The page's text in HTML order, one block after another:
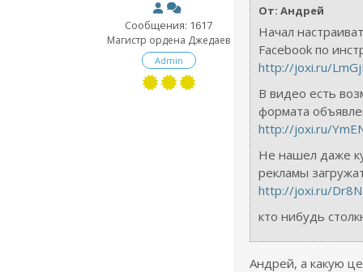
Сообщения: 1617
Магистр ордена Джедаев
Admin
От: Андрей
Начал
Facebook по
http://joxi.ru/
В видео есть
формата
http://joxi.ru/
Не нашел даже
рекламы
http://joxi.ru/
кто нибудь
Андрей, а какую